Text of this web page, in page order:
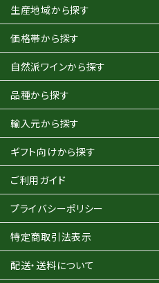
生産地域から探す
価格帯から探す
自然派ワインから探す
品種から探す
輸入元から探す
ギフト向けから探す
ご利用ガイド
プライバシーポリシー
特定商取引法表示
配送・送料について